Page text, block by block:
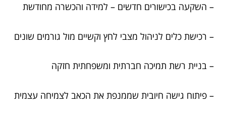
– השקעה בכישורים חדשים – למידה והכשרה מחודשת
– רכישת כלים לניהול מצבי לחץ וקשיים מול גורמים שונים
– בניית רשת תמיכה חברתית ומשפחתית חזקה
– פיתוח גישה חיובית שממנפת את הכאב לצמיחה עצמית